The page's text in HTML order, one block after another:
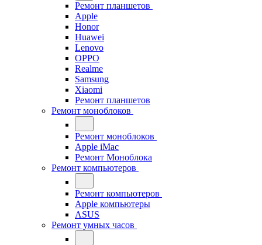
Ремонт планшетов
Apple
Honor
Huawei
Lenovo
OPPO
Realme
Samsung
Xiaomi
Ремонт планшетов
Ремонт моноблоков
Ремонт моноблоков
Apple iMac
Ремонт Моноблока
Ремонт компьютеров
Ремонт компьютеров
Apple компьютеры
ASUS
Ремонт умных часов